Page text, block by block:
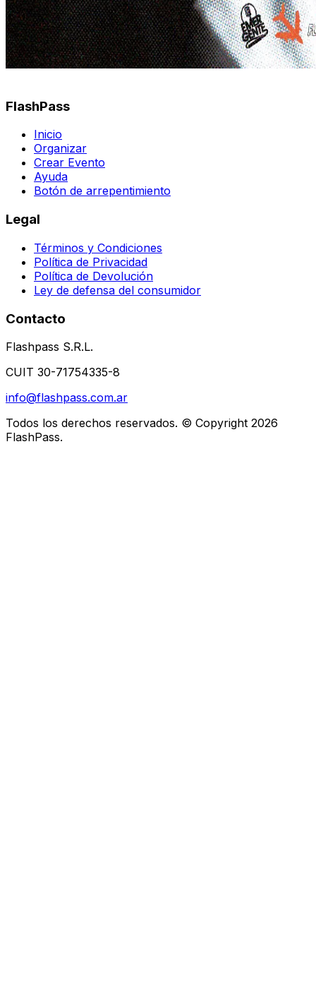
FlashPass
Inicio
Organizar
Crear Evento
Ayuda
Botón de arrepentimiento
Legal
Términos y Condiciones
Política de Privacidad
Política de Devolución
Ley de defensa del consumidor
Contacto
Flashpass S.R.L.
CUIT 30-71754335-8
info@flashpass.com.ar
Todos los derechos reservados. © Copyright 2026
FlashPass.